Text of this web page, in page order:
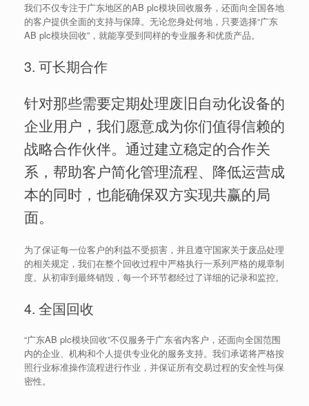
我们不仅专注于广东地区的AB plc模块回收服务，还面向全国各地
的客户提供全面的支持与保障。无论您身处何地，只要选择“广东
AB plc模块回收”，就能享受到同样的专业服务和优质产品。
3. 可长期合作
针对那些需要定期处理废旧自动化设备的
企业用户，我们愿意成为你们值得信赖的
战略合作伙伴。通过建立稳定的合作关
系，帮助客户简化管理流程、降低运营成
本的同时，也能确保双方实现共赢的局
面。
为了保证每一位客户的利益不受损害，并且遵守国家关于废品处理
的相关规定，我们在整个回收过程中严格执行一系列严格的规章制
度。从初审到最终销毁，每一个环节都经过了详细的记录和监控。
4. 全国回收
“广东AB plc模块回收”不仅服务于广东省内客户，还面向全国范围
内的企业、机构和个人提供专业化的服务支持。我们承诺将严格按
照行业标准操作流程进行作业，并保证所有交易过程的安全性与保
密性。